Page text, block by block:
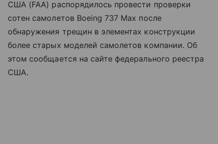
США (FAA) распорядилось провести проверки
сотен самолетов Boeing 737 Max после
обнаружения трещин в элементах конструкции
более старых моделей самолетов компании. Об
этом сообщается на сайте федерального реестра
США.